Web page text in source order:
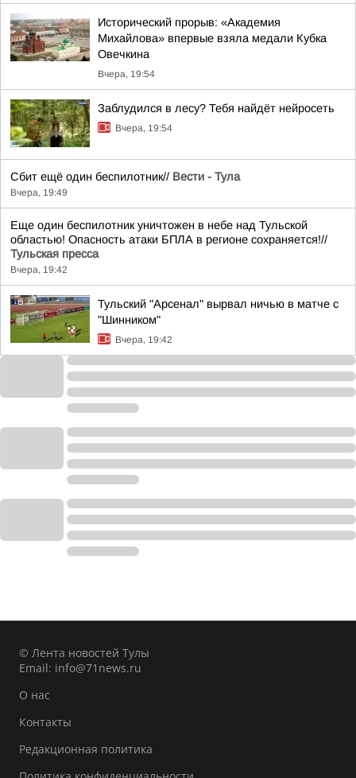
Исторический прорыв: «Академия
Михайлова» впервые взяла медали Кубка
Овечкина
Вчера, 19:54
Заблудился в лесу? Тебя найдёт нейросеть
Вчера, 19:54
Сбит ещё один беспилотник// Вести - Тула
Вчера, 19:49
Еще один беспилотник уничтожен в небе над Тульской
областью! Опасность атаки БПЛА в регионе сохраняется!//
Тульская пресса
Вчера, 19:42
Тульский "Арсенал" вырвал ничью в матче с
"Шинником"
Вчера, 19:42
© Лента новостей Тулы
Email: info@71news.ru
О нас
Контакты
Редакционная политика